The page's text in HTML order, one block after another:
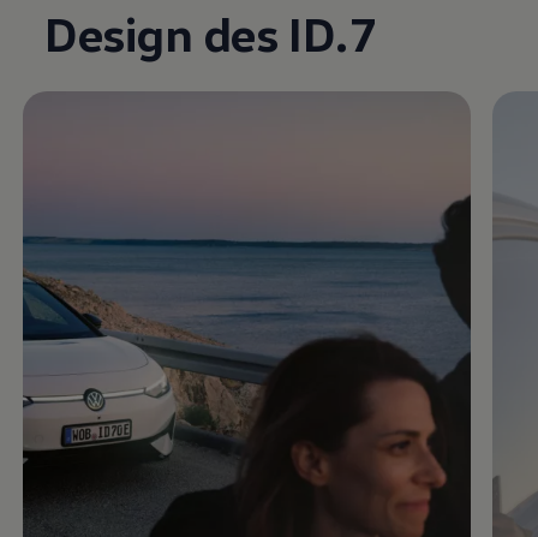
Enable fullscreen mode
Design des ID.7